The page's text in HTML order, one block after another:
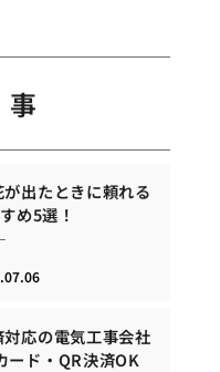
出たときに頼れる
め5選！
応の電気工事会社
ード・QR決済OK